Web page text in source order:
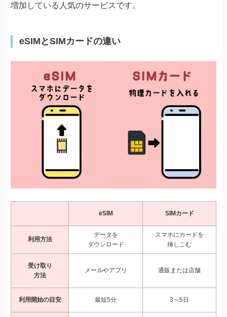
増加している人気のサービスです。
eSIMとSIMカードの違い
eSIM SIMカード
利用方法
データを
ダウンロード
スマホにカードを
挿しこむ
受け取り
方法
メールやアプリ 通販または店舗
利用開始の目安 最短5分 3～5日